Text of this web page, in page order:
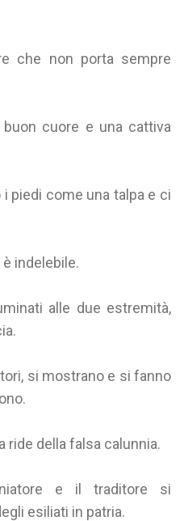
che non porta sempre
cuore e una cattiva
piedi come una talpa e ci
indelebile.
alle due estremità,
si mostrano e si fanno
ride della falsa calunnia.
e il traditore si
esiliati in patria.